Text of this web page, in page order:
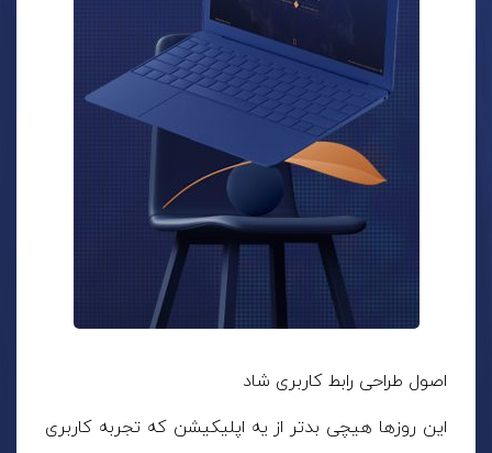
اصول طراحی رابط کاربری شاد
این روزها هیچی بدتر از یه اپلیکیشن که تجربه کاربری